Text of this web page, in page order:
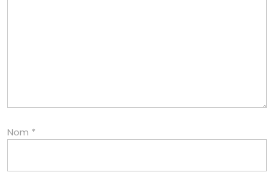
Nom *